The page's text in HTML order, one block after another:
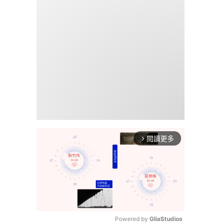
arrow_forward_ios 閱讀更多
Powered by GliaStudios